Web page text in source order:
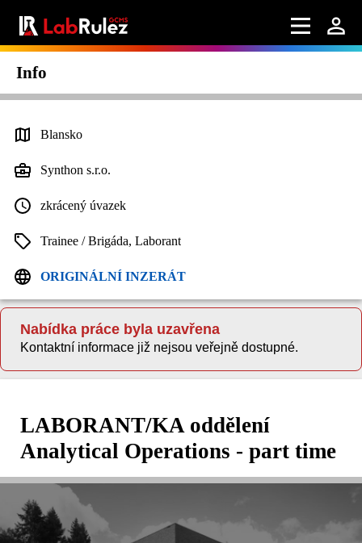
Info
Blansko
Synthon s.r.o.
zkrácený úvazek
Trainee / Brigáda, Laborant
ORIGINÁLNÍ INZERÁT
Nabídka práce byla uzavřena
Kontaktní informace již nejsou veřejně dostupné.
LABORANT/KA oddělení
Analytical Operations - part time